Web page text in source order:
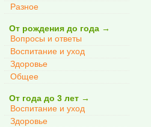
Разное
От рождения до года →
Вопросы и ответы
Воспитание и уход
Здоровье
Общее
От года до 3 лет →
Воспитание и уход
Здоровье